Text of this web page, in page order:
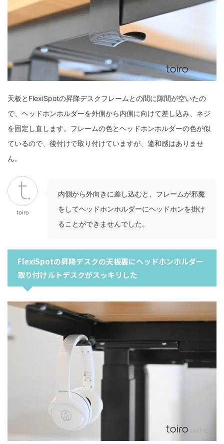
天板とFlexiSpotの昇降デスクフレームとの間に隙間が空いたの
で、ヘッドホンホルダーを外側から内側に向けて差し込み、ネジ
を固定し直します。フレームの色とヘッドホンホルダーの色が似
ているので、後付けで取り付けていますが、違和感はありませ
ん。
toiro
内側から外向きに差し込むと、フレームが邪魔
をしてヘッドホンホルダーにヘッドホンを掛け
ることができませんでした。
FlexiSpotの昇降デスクの天板裏にヘッドホンホルダー
取り付けルトデスクがスッキリした